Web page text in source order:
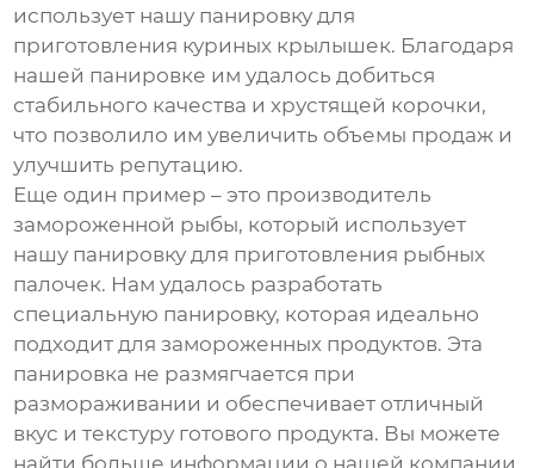
использует нашу панировку для
приготовления куриных крылышек. Благодаря
нашей панировке им удалось добиться
стабильного качества и хрустящей корочки,
что позволило им увеличить объемы продаж и
улучшить репутацию.
Еще один пример – это производитель
замороженной рыбы, который использует
нашу панировку для приготовления рыбных
палочек. Нам удалось разработать
специальную панировку, которая идеально
подходит для замороженных продуктов. Эта
панировка не размягчается при
размораживании и обеспечивает отличный
вкус и текстуру готового продукта. Вы можете